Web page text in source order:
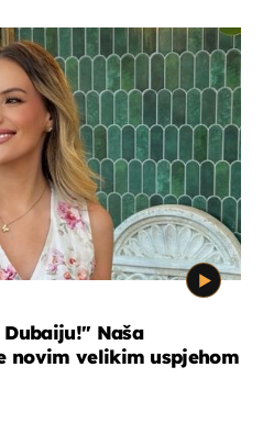
Naša
novim velikim uspjehom